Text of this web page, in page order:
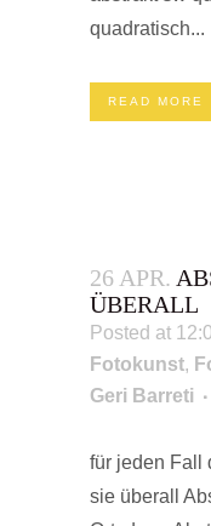
quadratisch...
READ MORE
26 APR.
ÜBERALL
Posted at
Fotokunst,
Geri Barreti
für jeden Fall
sie überall